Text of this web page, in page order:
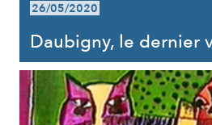
26/05/2020
Daubigny, le dernier